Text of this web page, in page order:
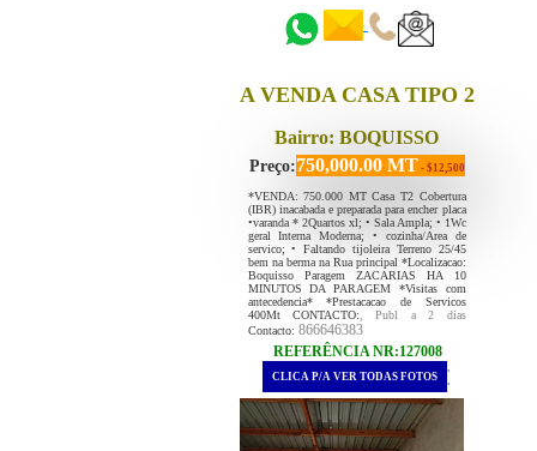
A VENDA CASA TIPO 2
Bairro: BOQUISSO
Preço:750,000.00 MT - $12,500
*VENDA: 750.000 MT Casa T2 Cobertura
(IBR) inacabada e preparada para encher placa
•varanda * 2Quartos xl; • ⁠Sala Ampla; • 1Wc
geral Interna Moderna; • ⁠cozinha/Area de
servico; • Faltando tijoleira Terreno 25/45
bem na berma na Rua principal *Localizacao:
Boquisso Paragem ZACARIAS HA 10
MINUTOS DA PARAGEM *Visitas com
antecedencia* *Prestacacao de Servicos
400Mt CONTACTO: , Publ a 2 dias
Contacto: 866646383
REFERÊNCIA NR:127008
.
CLICA P/A VER TODAS FOTOS .